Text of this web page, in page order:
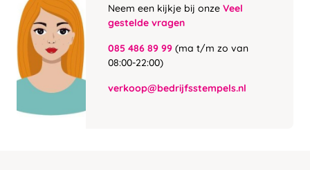
Neem een kijkje bij onze Veel
gestelde vragen
085 486 89 99 (ma t/m zo van
08:00-22:00)
verkoop@bedrijfsstempels.nl